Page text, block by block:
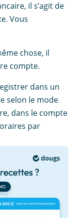
il s’agit de
Vous
chose, il
compte.
dans un
selon le mode
dans le compte
par